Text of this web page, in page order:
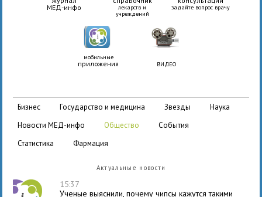
МЕД-инфо
лекарств и
учреждений
задайте вопрос врачу
мобильные
приложения ВИДЕО
бизнес государство и медицина звезды
наука
новости МЕД-инфо
общество
события
статистика
фармация
Актуальные новости
15:37
Ученые выяснили, почему чипсы кажутся такими